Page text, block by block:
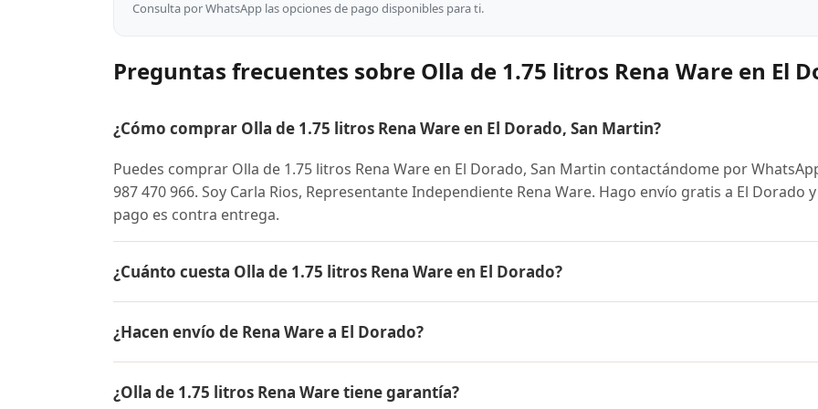
Consulta por WhatsApp las opciones de pago disponibles para ti.
Preguntas frecuentes sobre Olla de 1.75 litros Rena Ware en El
¿Cómo comprar Olla de 1.75 litros Rena Ware en El Dorado, San Martin?
Puedes comprar Olla de 1.75 litros Rena Ware en El Dorado, San Martin contactándome por
987 470 966. Soy Carla Rios, Representante Independiente Rena Ware. Hago envío gratis a El Dorado
pago es contra entrega.
¿Cuánto cuesta Olla de 1.75 litros Rena Ware en El Dorado?
conocer el precio actual, promociones disponibles y facilidades de pago en cuotas desde el 10% de
¿Hacen envío de Rena Ware a El Dorado?
es contra entrega.
¿Olla de 1.75 litros Rena Ware tiene garantía?